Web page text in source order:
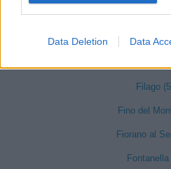
Data Deletion Data
Entratico
Fara Gera
Filago
Fino del
Fiorano al
Fontanella